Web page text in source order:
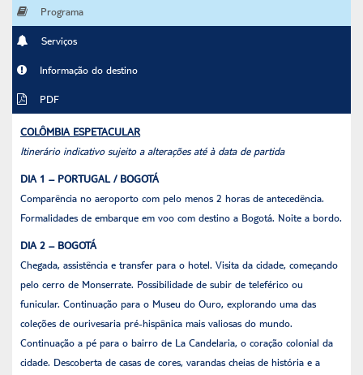
Programa
Serviços
Informação do destino
PDF
COLÔMBIA ESPETACULAR
Itinerário indicativo sujeito a alterações até à data de partida
DIA 1 – PORTUGAL / BOGOTÁ
Comparência no aeroporto com pelo menos 2 horas de antecedência.
Formalidades de embarque em voo com destino a Bogotá. Noite a bordo.
DIA 2 – BOGOTÁ
Chegada, assistência e transfer para o hotel. Visita da cidade, começando
pelo cerro de Monserrate. Possibilidade de subir de teleférico ou
funicular. Continuação para o Museu do Ouro, explorando uma das
coleções de ourivesaria pré-hispânica mais valiosas do mundo.
Continuação a pé para o bairro de La Candelaria, o coração colonial da
cidade. Descoberta de casas de cores, varandas cheias de história e a